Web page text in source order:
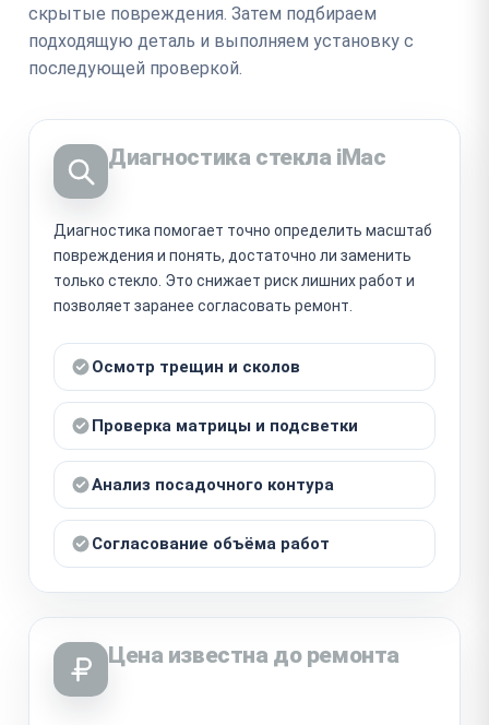
скрытые повреждения. Затем подбираем
подходящую деталь и выполняем установку с
последующей проверкой.
Диагностика стекла iMac
Диагностика помогает точно определить масштаб
повреждения и понять, достаточно ли заменить
только стекло. Это снижает риск лишних работ и
позволяет заранее согласовать ремонт.
Осмотр трещин и сколов
Проверка матрицы и подсветки
Анализ посадочного контура
Согласование объёма работ
Цена известна до ремонта